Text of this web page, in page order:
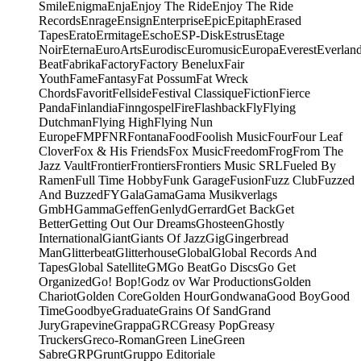
SmileEnigmaEnjaEnjoy The RideEnjoy The Ride
RecordsEnrageEnsignEnterpriseEpicEpitaphErased
TapesEratoErmitageEschoESP-DiskEstrusEtage
NoirEternaEuroArtsEurodiscEuromusicEuropaEverest
BeatFabrikaFactoryFactory BeneluxFair
YouthFameFantasyFat PossumFat Wreck
ChordsFavoritFellsideFestival ClassiqueFictionFierce
PandaFinlandiaFinngospelFireFlashbackFlyFlying
DutchmanFlying HighFlying Nun
EuropeFMPFNRFontanaFoodFoolish MusicFourFour Leaf
CloverFox & His FriendsFox MusicFreedomFrogFrom The
Jazz VaultFrontierFrontiersFrontiers Music SRLFueled By
RamenFull Time HobbyFunk GarageFusionFuzz ClubFuzzed
And BuzzedFYGalaGamaGama Musikverlags
GmbHGammaGeffenGenlydGerrardGet BackGet
BetterGetting Out Our DreamsGhosteenGhostly
InternationalGiantGiants Of JazzGigGingerbread
ManGlitterbeatGlitterhouseGlobalGlobal Records And
TapesGlobal SatelliteGMGo BeatGo DiscsGo Get
OrganizedGo! Bop!Godz ov War ProductionsGolden
ChariotGolden CoreGolden HourGondwanaGood BoyGood
TimeGoodbyeGraduateGrains Of SandGrand
JuryGrapevineGrappaGRCGreasy PopGreasy
TruckersGreco-RomanGreen LineGreen
SabreGRPGruntGruppo Editoriale